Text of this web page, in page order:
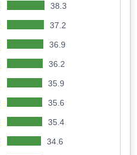
38.3
37.2
36.9
36.2
35.9
35.6
35.4
34.6